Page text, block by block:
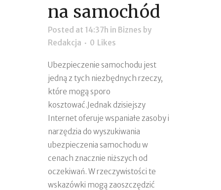
na samochód
Posted at 14:37h in Biznes by
Redakcja
0 Likes
Ubezpieczenie samochodu jest
jedną z tych niezbędnych rzeczy,
które mogą sporo
kosztować.Jednak dzisiejszy
Internet oferuje wspaniałe zasoby i
narzędzia do wyszukiwania
ubezpieczenia samochodu w
cenach znacznie niższych od
oczekiwań. W rzeczywistości te
wskazówki mogą zaoszczędzić